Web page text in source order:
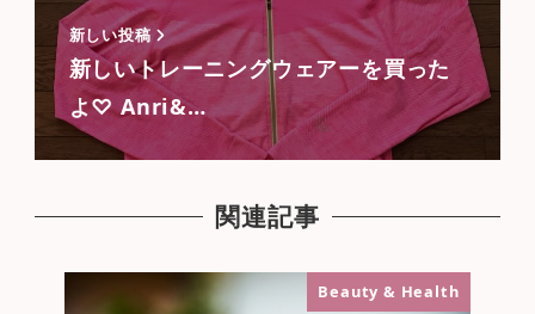
新しい投稿
新しいトレーニングウェアーを買った
よ♡ Anri&…
関連記事
Beauty & Health